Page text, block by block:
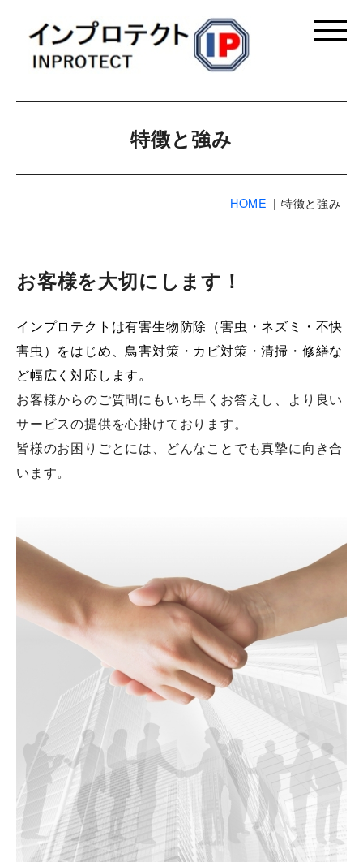
特徴と強み
HOME 特徴と強み
お客様を大切にします！
インプロテクトは有害生物防除（害虫・ネズミ・不快
害虫）をはじめ、鳥害対策・カビ対策・清掃・修繕な
ど幅広く対応します。
お客様からのご質問にもいち早くお答えし、より良い
サービスの提供を心掛けております。
皆様のお困りごとには、どんなことでも真摯に向き合
います。